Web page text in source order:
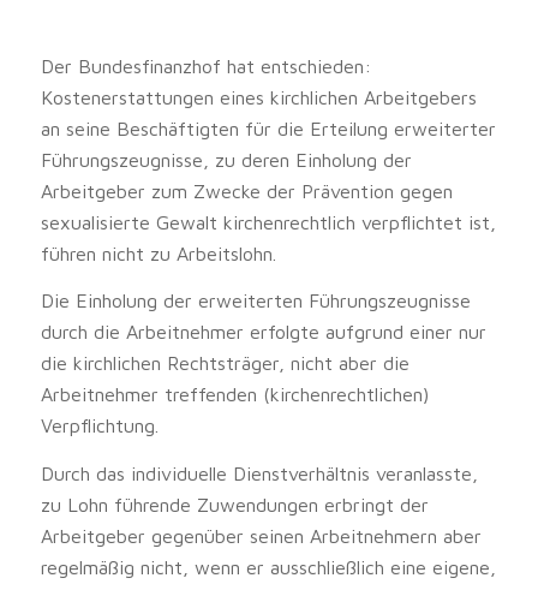
Der Bundesfinanzhof hat entschieden:
Kostenerstattungen eines kirchlichen Arbeitgebers
an seine Beschäftigten für die Erteilung erweiterter
Führungszeugnisse, zu deren Einholung der
Arbeitgeber zum Zwecke der Prävention gegen
sexualisierte Gewalt kirchenrechtlich verpflichtet ist,
führen nicht zu Arbeitslohn.
Die Einholung der erweiterten Führungszeugnisse
durch die Arbeitnehmer erfolgte aufgrund einer nur
die kirchlichen Rechtsträger, nicht aber die
Arbeitnehmer treffenden (kirchenrechtlichen)
Verpflichtung.
Durch das individuelle Dienstverhältnis veranlasste,
zu Lohn führende Zuwendungen erbringt der
Arbeitgeber gegenüber seinen Arbeitnehmern aber
regelmäßig nicht, wenn er ausschließlich eine eigene,